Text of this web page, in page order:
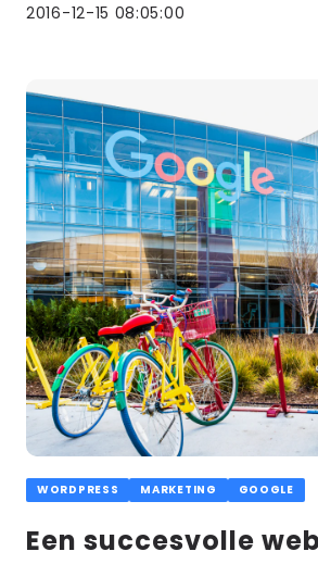
2016-12-15 08:05:00
Lees
meer
WORDPRESS MARKETING GOOGLE
Een succesvolle